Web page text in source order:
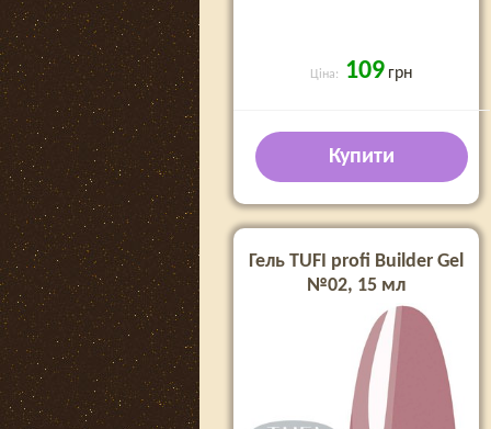
Ціна: 109 грн
Купити
Гель TUFI profi Builder Gel
№02, 15 мл